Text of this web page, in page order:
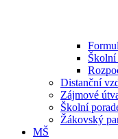
Distanční
Zájmové
Školní
Žákovský
MŠ